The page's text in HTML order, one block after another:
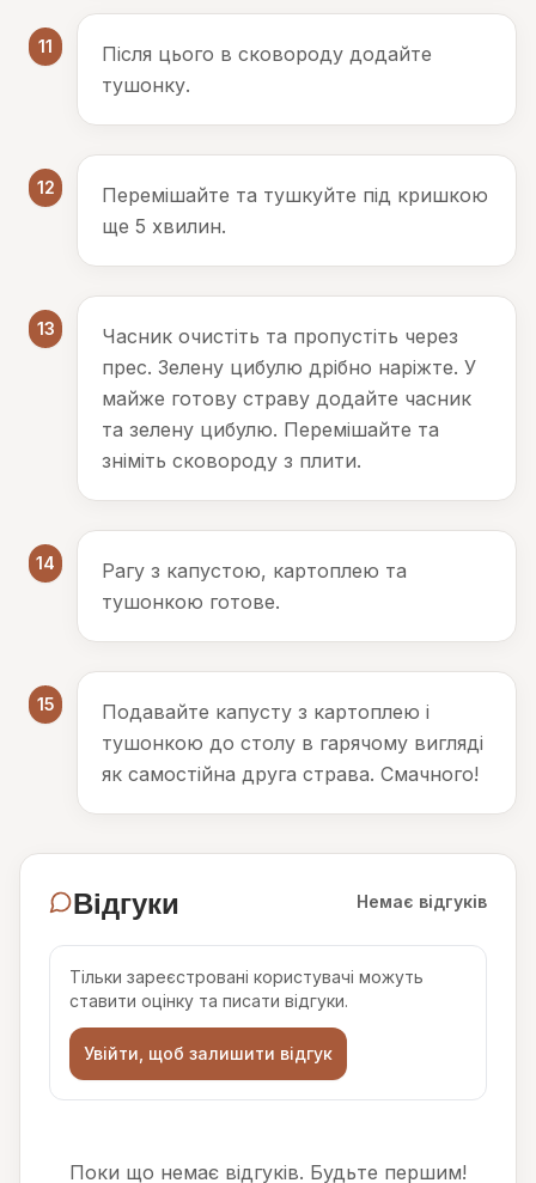
11
Після цього в сковороду додайте
тушонку.
12
Перемішайте та тушкуйте під кришкою
ще 5 хвилин.
13
Часник очистіть та пропустіть через
прес. Зелену цибулю дрібно наріжте. У
майже готову страву додайте часник
та зелену цибулю. Перемішайте та
зніміть сковороду з плити.
14
Рагу з капустою, картоплею та
тушонкою готове.
15
Подавайте капусту з картоплею і
тушонкою до столу в гарячому вигляді
як самостійна друга страва. Смачного!
Відгуки Немає відгуків
Тільки зареєстровані користувачі можуть
ставити оцінку та писати відгуки.
Увійти, щоб залишити відгук
Поки що немає відгуків. Будьте першим!